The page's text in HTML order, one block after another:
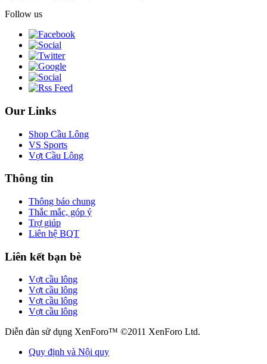
Follow us
Our Links
Shop Cầu Lông
VS Sports
Vợt Cầu Lông
Thông tin
Thông báo chung
Thắc mắc, góp ý
Trợ giúp
Liên hệ BQT
Liên kết bạn bè
Vợt cầu lông
Vợt cầu lông
Vợt cầu lông
Vợt cầu lông
Diễn đàn sử dụng XenForo™ ©2011 XenForo Ltd.
Quy định và Nội quy